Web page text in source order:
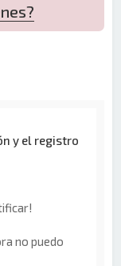
y el registro
no puedo